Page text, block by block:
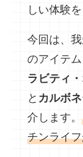
しい体験
今回は、
のアイテム
ラビティ
と カルボ
介します。
チンライ